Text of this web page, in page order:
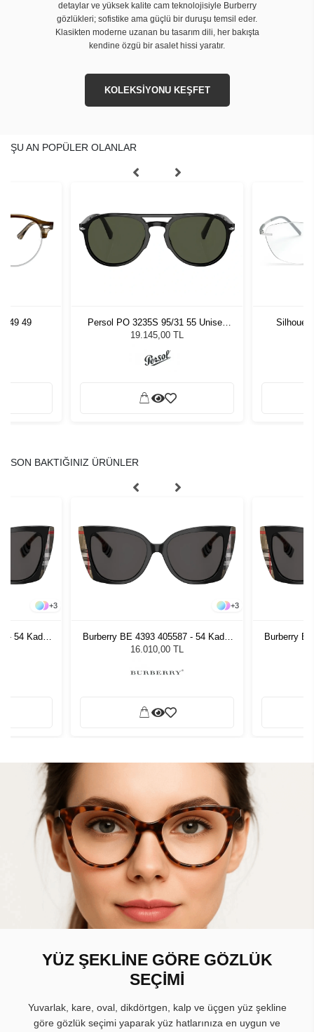
detaylar ve yüksek kalite cam teknolojisiyle Burberry
gözlükleri; sofistike ama güçlü bir duruşu temsil eder.
Klasikten moderne uzanan bu tasarım dili, her bakışta
kendine özgü bir asalet hissi yaratır.
KOLEKSİYONU KEŞFET
ŞU AN POPÜLER OLANLAR
49
Persol PO 3235S 95/31 55 Unisex
Güneş Gözlüğü
19.145,00 TL
SON BAKTIĞINIZ ÜRÜNLER
+3
- 54 Kadın
+3
Burberry BE 4393 405587 - 54 Kadın
Güneş Gözlüğü
16.010,00 TL
Burberry
YÜZ ŞEKLİNE GÖRE GÖZLÜK
SEÇİMİ
Yuvarlak, kare, oval, dikdörtgen, kalp ve üçgen yüz şekline
göre gözlük seçimi yaparak yüz hatlarınıza en uygun ve